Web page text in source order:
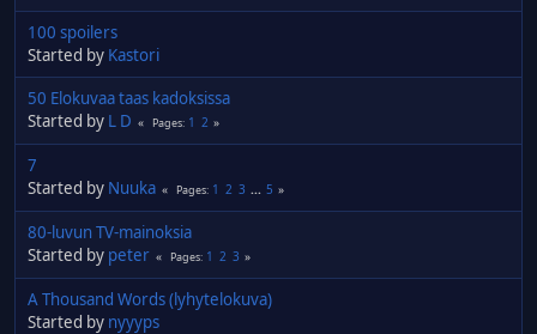
100 spoilers
Started by Kastori
50 Elokuvaa taas kadoksissa
Started by L D Pages 1 2
7
Started by Nuuka Pages 1 2 3 ... 5
80-luvun TV-mainoksia
Started by peter Pages 1 2 3
A Thousand Words (lyhytelokuva)
Started by nyyyps